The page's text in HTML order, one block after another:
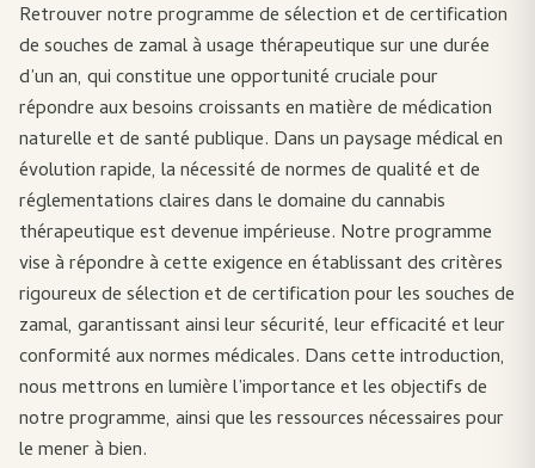
Retrouver notre programme de sélection et de certification
de souches de zamal à usage thérapeutique sur une durée
d’un an, qui constitue une opportunité cruciale pour
répondre aux besoins croissants en matière de médication
naturelle et de santé publique. Dans un paysage médical en
évolution rapide, la nécessité de normes de qualité et de
réglementations claires dans le domaine du cannabis
thérapeutique est devenue impérieuse. Notre programme
vise à répondre à cette exigence en établissant des critères
rigoureux de sélection et de certification pour les souches de
zamal, garantissant ainsi leur sécurité, leur efficacité et leur
conformité aux normes médicales. Dans cette introduction,
nous mettrons en lumière l’importance et les objectifs de
notre programme, ainsi que les ressources nécessaires pour
le mener à bien.